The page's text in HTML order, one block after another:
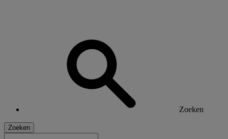
Zoeken
Zoeken